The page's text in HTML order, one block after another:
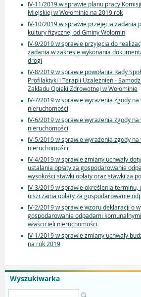
Wyszukiwarka
IV-11/2019 w sprawie planu pracy
Miejskiej w Wołominie na 2019 rok
IV-10/2019 w sprawie przejęcia zadania
kultury fizycznej od Gminy Wołomin
IV-9/2019 w sprawie przyjęcia do
zadania w zakresie wykonania
drogi
IV-8/2019 w sprawie powołania Rady
Profilaktyki i Terapii Uzależnień -
Zakładu Opieki Zdrowotnej w Wołominie
IV-7/2019 w sprawie wyrażenia zgody
nieruchomości
IV-6/2019 w sprawie wyrażenia zgody
nieruchomości
IV-5/2019 w sprawie wyrażenia zgody
nieruchomości
IV-4/2019 w sprawie zmiany uchwały
ustalania opłaty za gospodarowanie
wysokości stawki opłaty oraz stawki za
IV-3/2019 w sprawie określenia terminu,
uiszczania opłaty za gospodarowanie
IV-2/2019 w sprawie wzoru deklaracji o
gospodarowanie odpadami
właścicieli nieruchomości
IV-1/2019 w sprawie zmiany uchwały
na rok 2019